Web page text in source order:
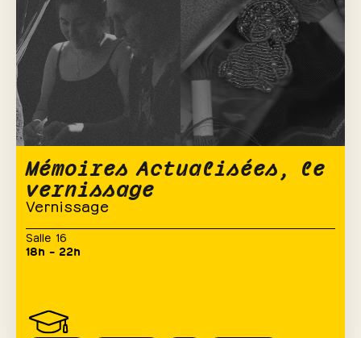
Mémoires Actualisées, le
vernissage
Vernissage
Salle 16
18h – 22h